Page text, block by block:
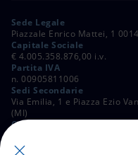
Sede Legale
Piazzale Enrico Mattei, 1
Capitale Sociale
€ 4.005.358.876,00 i.v.
Partita IVA
n. 00905811006
Sedi Secondarie
Via Emilia, 1 e Piazza Ezio
(MI)
C. Fiscale e Registro